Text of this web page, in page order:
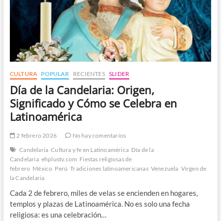
CULTURA POPULAR RECIENTES SLIDER
Día de la Candelaria: Origen,
Significado y Cómo se Celebra en
Latinoamérica
2 febrero 2026
No hay comentarios
Candelaria Cultura y fe en Latinoamérica Día de la
Candelaria ehplustv.com Fiestas religiosas de
febrero México Perú Tradiciones latinoamericanas Venezuela Virgen de
la Candelaria
Cada 2 de febrero, miles de velas se encienden en hogares,
templos y plazas de Latinoamérica. No es solo una fecha
religiosa: es una celebración…